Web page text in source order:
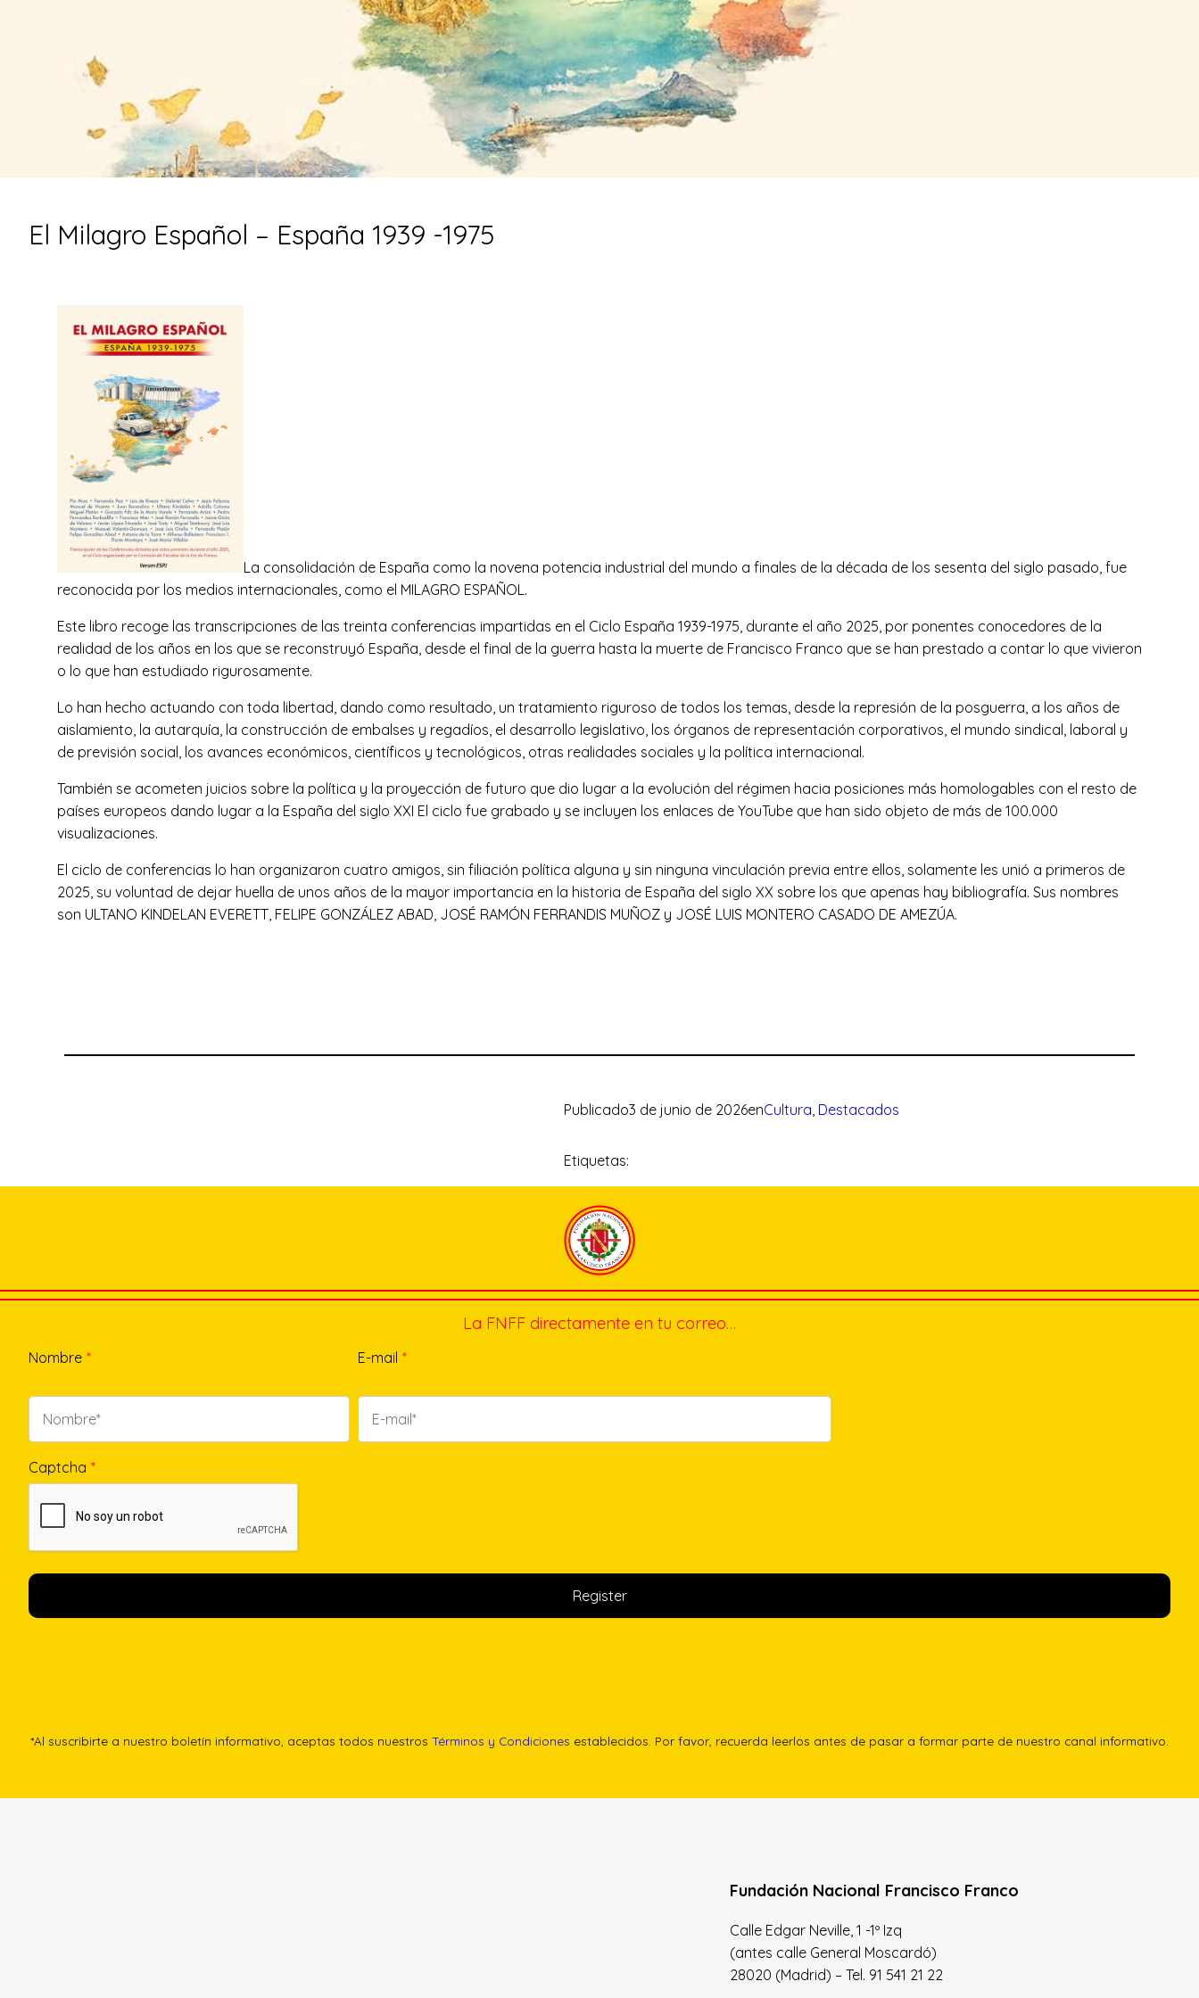
El Milagro Español – España 1939 -1975
La consolidación de España como la novena potencia industrial del mundo a finales de la década de los sesenta del siglo pasado, fue
reconocida por los medios internacionales, como el MILAGRO ESPAÑOL.
Este libro recoge las transcripciones de las treinta conferencias impartidas en el Ciclo España 1939-1975, durante el año 2025, por ponentes conocedores de la
realidad de los años en los que se reconstruyó España, desde el final de la guerra hasta la muerte de Francisco Franco que se han prestado a contar lo que vivieron
o lo que han estudiado rigurosamente.
Lo han hecho actuando con toda libertad, dando como resultado, un tratamiento riguroso de todos los temas, desde la represión de la posguerra, a los años de
aislamiento, la autarquía, la construcción de embalses y regadíos, el desarrollo legislativo, los órganos de representación corporativos, el mundo sindical, laboral y
de previsión social, los avances económicos, científicos y tecnológicos, otras realidades sociales y la política internacional.
También se acometen juicios sobre la política y la proyección de futuro que dio lugar a la evolución del régimen hacia posiciones más homologables con el resto de
países europeos dando lugar a la España del siglo XXI El ciclo fue grabado y se incluyen los enlaces de YouTube que han sido objeto de más de 100.000
visualizaciones.
El ciclo de conferencias lo han organizaron cuatro amigos, sin filiación política alguna y sin ninguna vinculación previa entre ellos, solamente les unió a primeros de
2025, su voluntad de dejar huella de unos años de la mayor importancia en la historia de España del siglo XX sobre los que apenas hay bibliografía. Sus nombres
son ULTANO KINDELAN EVERETT, FELIPE GONZÁLEZ ABAD, JOSÉ RAMÓN FERRANDIS MUÑOZ y JOSÉ LUIS MONTERO CASADO DE AMEZÚA.
Publicado3 de junio de 2026enCultura, Destacados
Etiquetas:
La FNFF directamente en tu correo…
Nombre * E-mail *
Captcha *
*Al suscribirte a nuestro boletín informativo, aceptas todos nuestros Términos y Condiciones establecidos. Por favor, recuerda leerlos antes de pasar a formar parte de nuestro canal informativo.
Fundación Nacional Francisco Franco
Calle Edgar Neville, 1 -1º Izq
(antes calle General Moscardó)
28020 (Madrid) – Tel. 91 541 21 22